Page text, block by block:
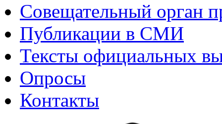
Совещательный орган
Публикации в СМИ
Тексты официальных
Опросы
Контакты